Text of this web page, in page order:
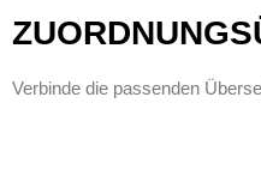
Verbinde die passenden